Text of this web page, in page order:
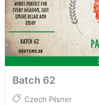
Batch 62
Czech Pilsner